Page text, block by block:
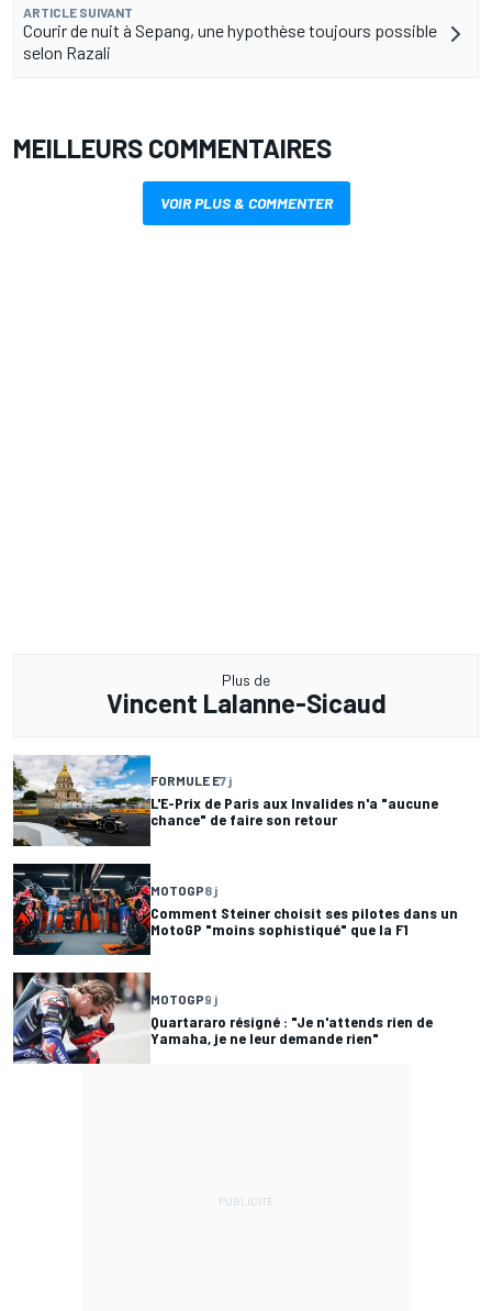
ARTICLE SUIVANT
Courir de nuit à Sepang, une hypothèse toujours possible
selon Razali
MEILLEURS COMMENTAIRES
VOIR PLUS & COMMENTER
Plus de
Vincent Lalanne-Sicaud
FORMULE E7 j
L'E-Prix de Paris aux Invalides n'a "aucune
chance" de faire son retour
MOTOGP8 j
Comment Steiner choisit ses pilotes dans un
MotoGP "moins sophistiqué" que la F1
MOTOGP9 j
Quartararo résigné : "Je n'attends rien de
Yamaha, je ne leur demande rien"